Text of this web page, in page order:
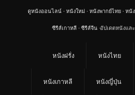
ดูหนังออนไลน์ · หนังใหม่ · หนังพากย์ไทย · หนั
ซีรีส์เกาหลี · ซีรีส์จีน ·อัปเดตหนังแล
หนังฝรั่ง หนังไทย
หนังเกาหลี หนังญี่ปุ่น